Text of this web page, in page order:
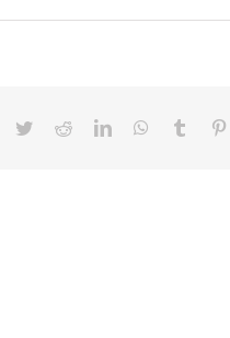
Facebook
TwitterRedditLinkedInWhatsApp
Tumblr